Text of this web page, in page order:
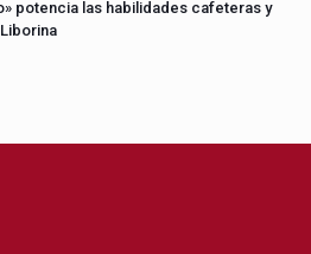
potencia las habilidades cafeteras y